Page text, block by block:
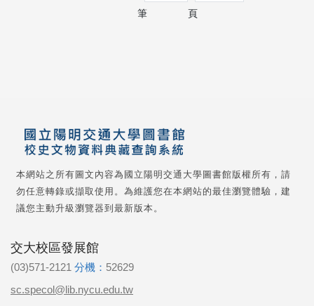
筆 頁
本網站之所有圖文內容為國立陽明交通大學圖書館版權所有，請
勿任意轉錄或擷取使用。為維護您在本網站的最佳瀏覽體驗，建
議您主動升級瀏覽器到最新版本。
交大校區發展館
(03)571-2121 分機： 52629
sc.specol@lib.nycu.edu.tw